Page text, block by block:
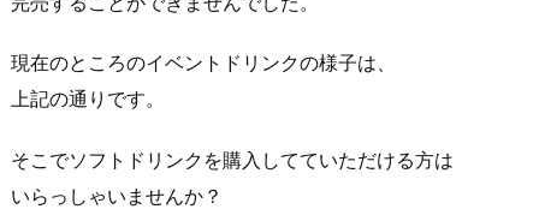
現在のところのイベントドリンクの様子は、
上記の通りです。
そこでソフトドリンクを購入してていただける方は
いらっしゃいませんか？